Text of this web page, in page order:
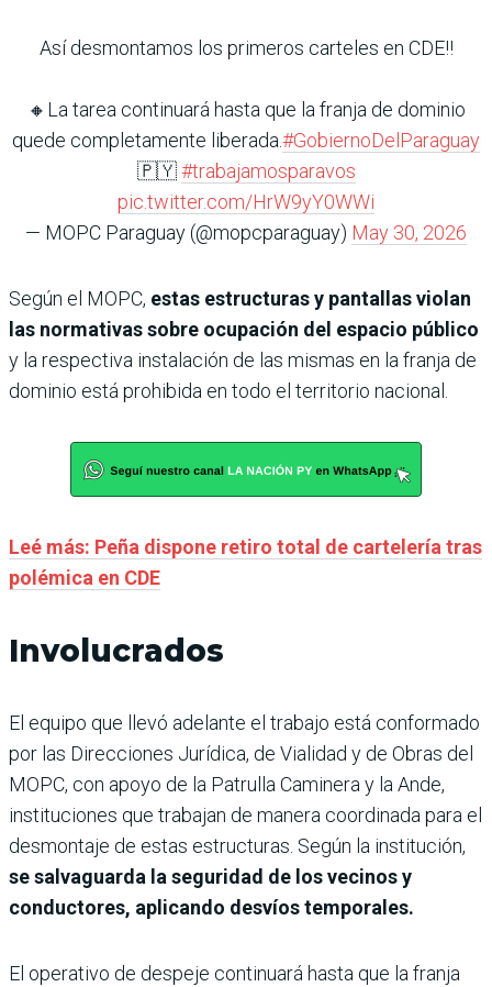
Así desmontamos los primeros carteles en CDE‼️
🔸️La tarea continuará hasta que la franja de dominio
quede completamente liberada.#GobiernoDelParaguay
🇵🇾#trabajamosparavos
pic.twitter.com/HrW9yY0WWi
— MOPC Paraguay (@mopcparaguay) May 30, 2026
Según el MOPC, estas estructuras y pantallas violan
las normativas sobre ocupación del espacio público
y la respectiva instalación de las mismas en la franja de
dominio está prohibida en todo el territorio nacional.
Leé más: Peña dispone retiro total de cartelería tras
polémica en CDE
Involucrados
El equipo que llevó adelante el trabajo está conformado
por las Direcciones Jurídica, de Vialidad y de Obras del
MOPC, con apoyo de la Patrulla Caminera y la Ande,
instituciones que trabajan de manera coordinada para el
desmontaje de estas estructuras. Según la institución,
se salvaguarda la seguridad de los vecinos y
conductores, aplicando desvíos temporales.
El operativo de despeje continuará hasta que la franja